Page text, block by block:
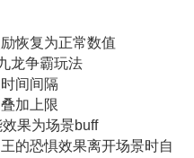
恢复为正常数值
龙争霸玩法
间间隔
加上限
果为场景buff
的恐惧效果离开场景时自